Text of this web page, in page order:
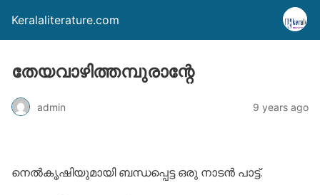
Keralaliterature.com
തേയവാഴിത്തമ്പുരാന്റേ
admin 9 years ago
നെല്‍കൃഷിയുമായി ബന്ധപ്പെട്ട ഒരു നാടന്‍ പാട്ട്.